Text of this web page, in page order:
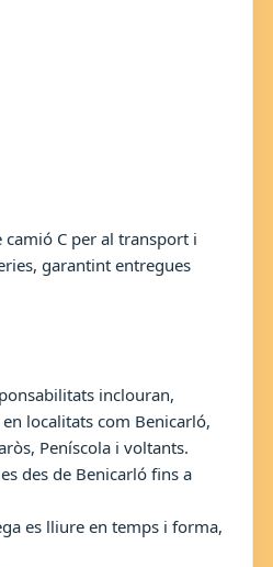
C per al transport i
garantint entregues
inclouran,
localitats com Benicarló,
Peníscola i voltants.
des de Benicarló fins a
es lliure en temps i forma,